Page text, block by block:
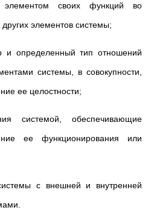
своих функций во
элементов системы;
и определенный тип отношений
системы, в совокупности,
ее целостности;
системой, обеспечивающие
ее функционирования или
с внешней и внутренней